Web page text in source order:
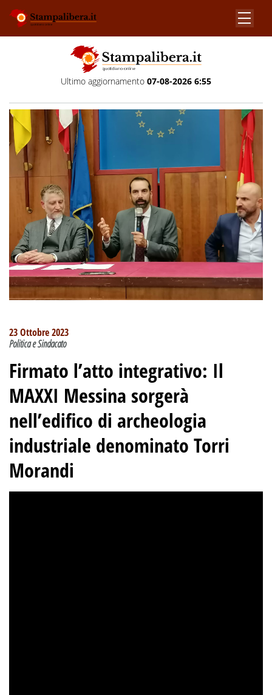
Ultimo aggiornamento 07-08-2026 6:55
23 Ottobre 2023
Politica e Sindacato
Firmato l’atto integrativo: Il
MAXXI Messina sorgerà
nell’edifico di archeologia
industriale denominato Torri
Morandi